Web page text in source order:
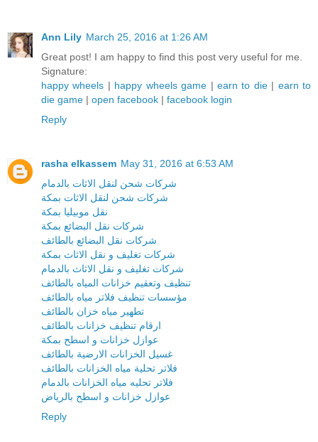
Ann Lily March 25, 2016 at 1:26 AM
Great post! I am happy to find this post very useful for me.
Signature:
happy wheels | happy wheels game | earn to die | earn to
die game | open facebook | facebook login
Reply
rasha elkassem May 31, 2016 at 6:53 AM
شركات شحن لنقل الاثات بالدمام
شركات شحن لنقل الاثات بمكة
نقل موبيليا بمكة
شركات نقل البضائع بمكة
شركات نقل البضائع بالطائف
شركات تغليف و نقل الاثاث بمكة
شركات تغليف و نقل الاثاث بالدمام
تنظيف وتعقيم خزانات المياه بالطائف
مؤسسات تنظيف فلاتر مياه بالطائف
تطهير مياه خزان بالطائف
ارقام تنظيف خزانات بالطائف
عوازل خزانات و اسطح بمكة
غسيل الخزانات الارضية بالطائف
فلاتر تحلية مياه الخزانات بالطائف
فلاتر تحليه مياه الخزانات بالدمام
عوازل خزانات و اسطح بالرياض
Reply